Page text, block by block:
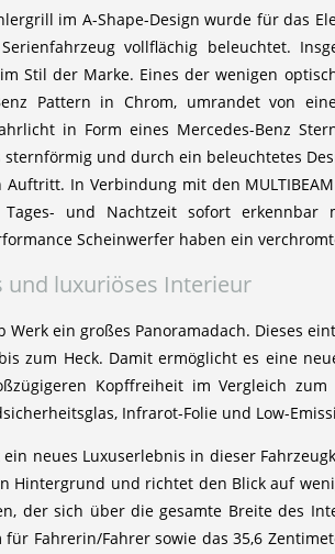
im A-Shape-Design wurde für das
vollflächig beleuchtet.
Stil der Marke. Eines der wenigen
Pattern in Chrom, umrandet von
in Form eines Mercedes-Benz
und durch ein beleuchtetes
In Verbindung mit den
und Nachtzeit sofort erkennbar
Scheinwerfer haben ein
und luxuriöses Interieur
Werk ein großes Panoramadach. Dieses
zum Heck. Damit ermöglicht es eine
Kopffreiheit im Vergleich
Infrarot-Folie und Low-
neues Luxuserlebnis in dieser
Hintergrund und richtet den Blick auf
der sich über die gesamte Breite des
für Fahrerin/Fahrer sowie das 35,6